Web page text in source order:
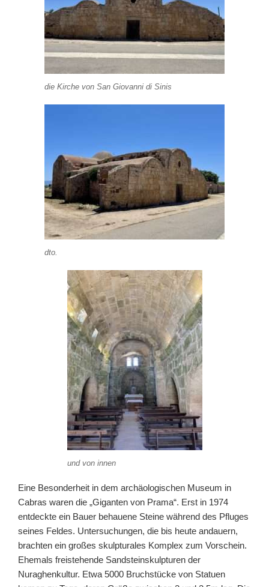
die Kirche von San Giovanni di Sinis
dto.
und von innen
Eine Besonderheit in dem archäologischen Museum in
Cabras waren die „Giganten von Prama“. Erst in 1974
entdeckte ein Bauer behauene Steine während des Pfluges
seines Feldes. Untersuchungen, die bis heute andauern,
brachten ein großes skulpturales Komplex zum Vorschein.
Ehemals freistehende Sandsteinskulpturen der
Nuraghenkultur. Etwa 5000 Bruchstücke von Statuen